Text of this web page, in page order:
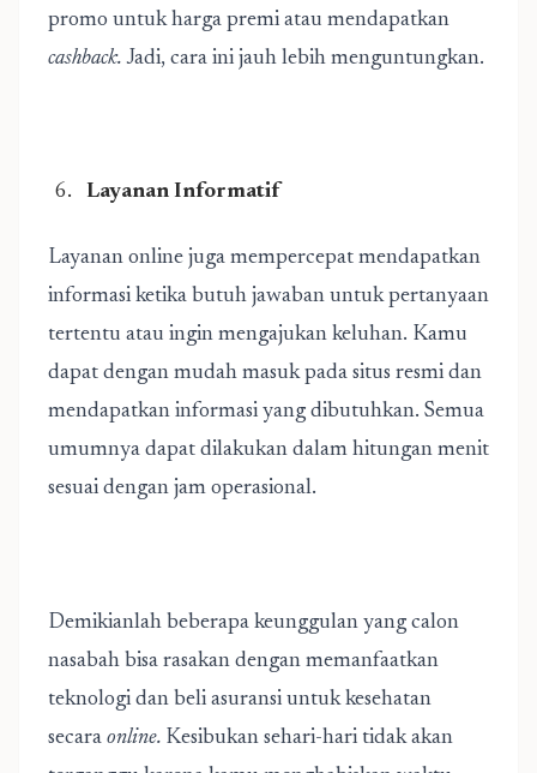
promo untuk harga premi atau mendapatkan
cashback. Jadi, cara ini jauh lebih menguntungkan.
Layanan Informatif
Layanan online juga mempercepat mendapatkan
informasi ketika butuh jawaban untuk pertanyaan
tertentu atau ingin mengajukan keluhan. Kamu
dapat dengan mudah masuk pada situs resmi dan
mendapatkan informasi yang dibutuhkan. Semua
umumnya dapat dilakukan dalam hitungan menit
sesuai dengan jam operasional.
Demikianlah beberapa keunggulan yang calon
nasabah bisa rasakan dengan memanfaatkan
teknologi dan beli asuransi untuk kesehatan
secara online. Kesibukan sehari-hari tidak akan